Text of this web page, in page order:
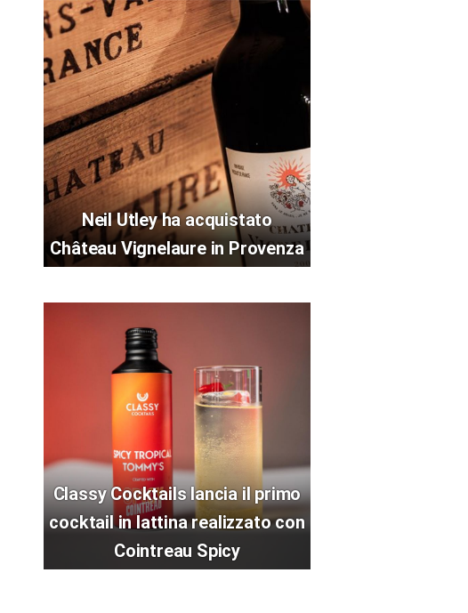
Neil Utley ha acquistato
Château Vignelaure in Provenza
Classy Cocktails lancia il primo
cocktail in lattina realizzato con
Cointreau Spicy